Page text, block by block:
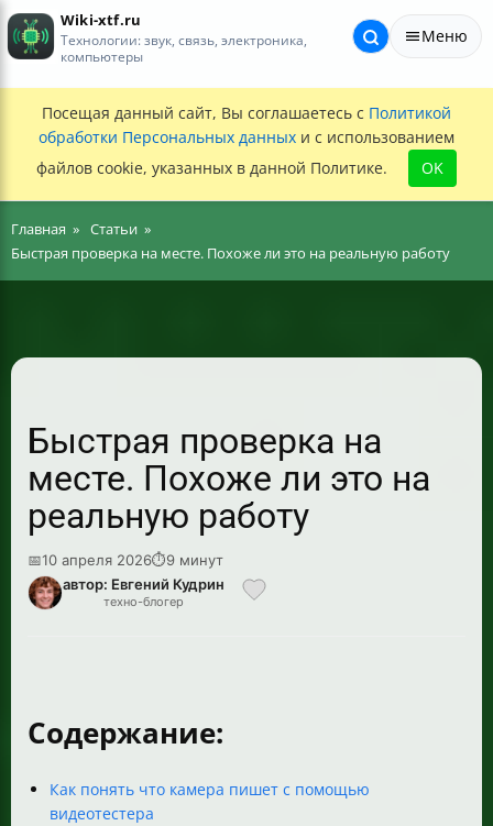
Wiki-xtf.ru
Технологии: звук, связь, электроника,
компьютеры
Меню
Посещая данный сайт, Вы соглашаетесь с Политикой
обработки Персональных данных и с использованием
файлов cookie, указанных в данной Политике.
OK
Главная
Статьи
Быстрая проверка на месте. Похоже ли это на реальную работу
Быстрая проверка на
месте. Похоже ли это на
реальную работу
📅10 апреля 2026⏱9 минут
автор: Евгений Кудрин
техно-блогер
Содержание:
Как понять что камера пишет с помощью
видеотестера